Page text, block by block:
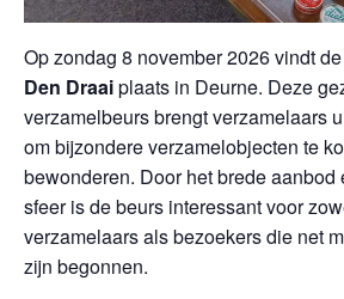
Op zondag 8 november 2026 vindt de
Den Draaiplaats in Deurne. Deze
verzamelbeurs brengt verzamelaars
om bijzondere verzamelobjecten te
bewonderen. Door het brede
sfeer is de beurs interessant voor
verzamelaars als bezoekers die net
zijn begonnen.